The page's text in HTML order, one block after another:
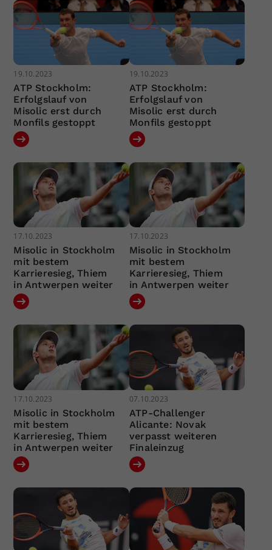
19.10.2023
ATP Stockholm:
Erfolgslauf von
Misolic erst durch
Monfils gestoppt
19.10.2023
ATP Stockholm:
Erfolgslauf von
Misolic erst durch
Monfils gestoppt
17.10.2023
Misolic in Stockholm
mit bestem
Karrieresieg, Thiem
in Antwerpen weiter
17.10.2023
Misolic in Stockholm
mit bestem
Karrieresieg, Thiem
in Antwerpen weiter
17.10.2023
Misolic in Stockholm
mit bestem
Karrieresieg, Thiem
in Antwerpen weiter
07.10.2023
ATP-Challenger
Alicante: Novak
verpasst weiteren
Finaleinzug